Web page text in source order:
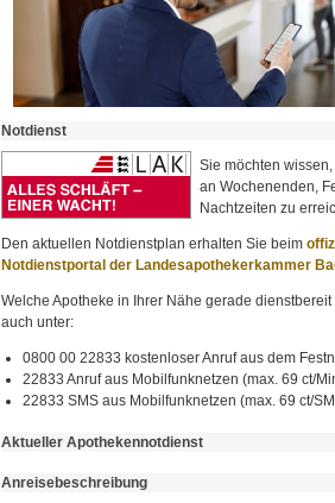
Notdienst
Sie möchten
an Wochenenden,
Nachtzeiten zu
Den aktuellen Notdienstplan erhalten Sie beim
Notdienstportal der Landesapothekerkammer
Welche Apotheke in Ihrer Nähe gerade
auch unter:
0800 00 22833 kostenloser Anruf aus dem
22833 Anruf aus Mobilfunknetzen (max. 69 ct/
22833 SMS aus Mobilfunknetzen (max. 69 ct/
Aktueller Apothekennotdienst
Anreisebeschreibung